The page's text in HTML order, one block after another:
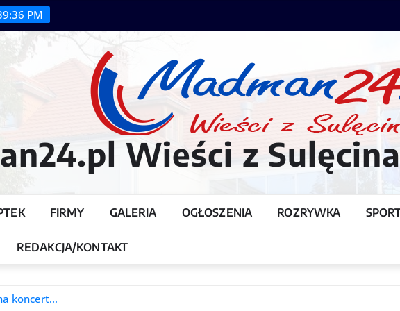
PM
Wieści z
FIRMY GALERIA OGŁOSZENIA ROZRYWKA
REDAKCJA/KONTAKT
koncert…